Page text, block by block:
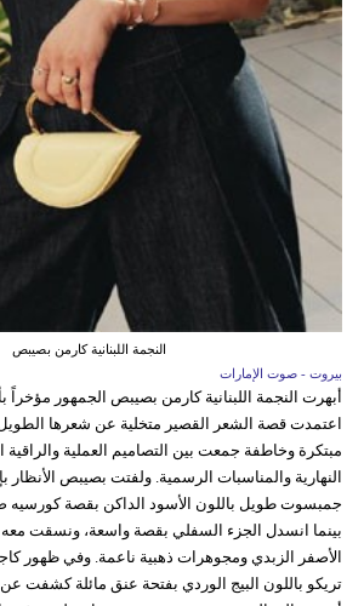
النجمة اللبنانية كارمن بصيبص
بيروت - صوت الإمارات
أبهرت النجمة اللبنانية كارمن بصيبص الجمهور
اعتمدت قصة الشعر القصير متخلية عن شعرها الطويل
مبتكرة وخاطفة جمعت بين التصاميم العملية والراقية
النهارية والمناسبات الرسمية. ولفتت بصيبص الأنظار
جمبسوت طويل باللون الأسود الداكن بقصة كورسيه
بينما انسدل الجزء السفلي بقصة واسعة، ونسقت معه
الأصفر الزبدي ومجوهرات ذهبية ناعمة. وفي ظهور
تريكو باللون البيج الوردي بفتحة عنق مائلة كشفت